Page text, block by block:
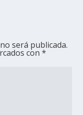
será publicada.
con*